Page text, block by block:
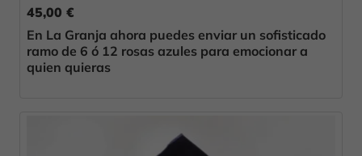
45,00 €
En La Granja ahora puedes enviar un sofisticado
ramo de 6 ó 12 rosas azules para emocionar a
quien quieras